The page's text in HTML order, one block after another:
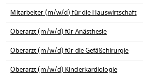
Mitarbeiter (m/w/d) für die Hauswirtschaft
Oberarzt (m/w/d) für Anästhesie
Oberarzt (m/w/d) für die Gefäßchirurgie
Oberarzt (m/w/d) Kinderkardiologie